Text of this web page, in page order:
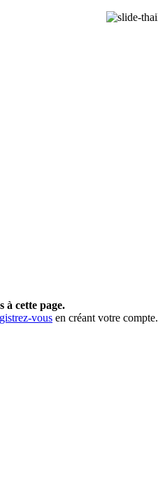
à cette page.
vous en créant votre compte.